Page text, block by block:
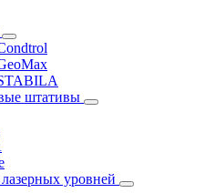
штативы
уровней